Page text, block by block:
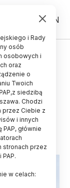
PL EN
u
polscy
i Rady
osób
osobowych i
oraz
o
Twoich
siedzibą
Chodzi
przez Ciebie z
i innych
głównie
stronach przez
w celach: